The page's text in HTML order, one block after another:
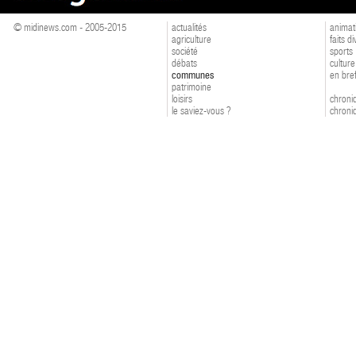
© midinews.com - 2005-2015
actualités
agriculture
société
débats
communes
patrimoine
loisirs
le saviez-vous ?
faits
sports
culture
en bref